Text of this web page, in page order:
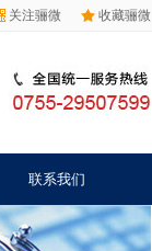
关注骊微 收藏骊微
联系我们